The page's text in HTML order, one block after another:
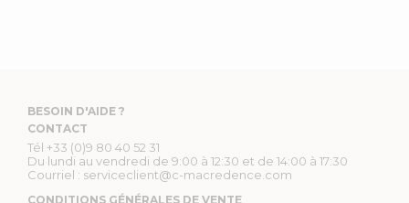
BESOIN D'AIDE ?
CONTACT
Tél +33 (0)9 80 40 52 31
Du lundi au vendredi de 9:00 à 12:30 et de 14:00 à 17:30
Courriel : serviceclient@c-macredence.com
CONDITIONS GÉNÉRALES DE VENTE